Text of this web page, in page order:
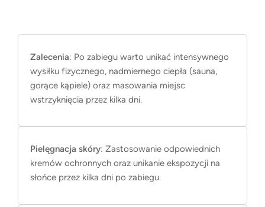
Zalecenia: Po zabiegu warto unikać intensywnego
wysiłku fizycznego, nadmiernego ciepła (sauna,
gorące kąpiele) oraz masowania miejsc
wstrzyknięcia przez kilka dni.
Pielęgnacja skóry: Zastosowanie odpowiednich
kremów ochronnych oraz unikanie ekspozycji na
słońce przez kilka dni po zabiegu.